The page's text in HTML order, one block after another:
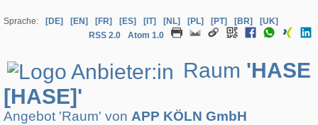
Sprache: [DE] [EN] [FR] [ES] [IT] [NL] [PL] [PT] [BR]
[UK]
RSS 2.0
Atom 1.0
Raum 'HASE
[HASE]'
Angebot 'Raum' von APP KÖLN GmbH